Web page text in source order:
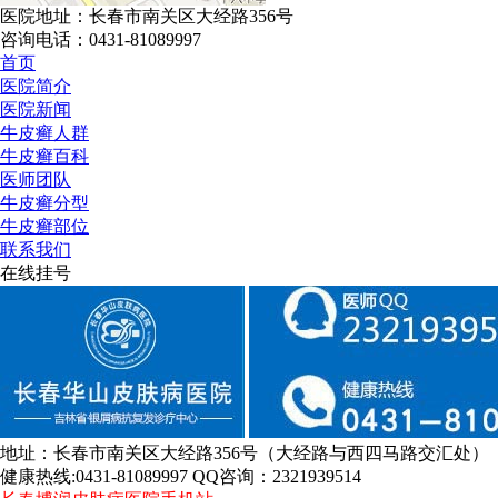
医院地址：长春市南关区大经路356号
咨询电话：0431-81089997
首页
医院简介
医院新闻
牛皮癣人群
牛皮癣百科
医师团队
牛皮癣分型
牛皮癣部位
联系我们
在线挂号
地址：长春市南关区大经路356号（大经路与西四马路交汇处）
健康热线:0431-81089997 QQ咨询：2321939514